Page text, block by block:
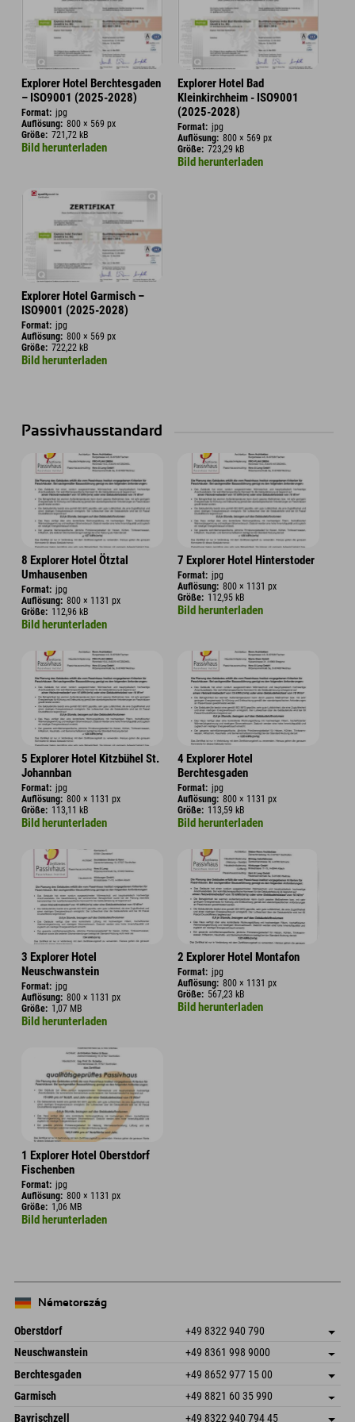
Explorer Hotel Berchtesgaden
– ISO9001 (2025-2028)
Format: jpg
Auflösung: 800 × 569 px
Größe: 721,72 kB
Bild herunterladen
Explorer Hotel Bad
Kleinkirchheim - ISO9001
(2025-2028)
Format: jpg
Auflösung: 800 × 569 px
Größe: 723,29 kB
Bild herunterladen
Explorer Hotel Garmisch –
ISO9001 (2025-2028)
Format: jpg
Auflösung: 800 × 569 px
Größe: 722,22 kB
Bild herunterladen
Passivhausstandard
8 Explorer Hotel Ötztal
Umhausenben
Format: jpg
Auflösung: 800 × 1131 px
Größe: 112,96 kB
Bild herunterladen
7 Explorer Hotel Hinterstoder
Format: jpg
Auflösung: 800 × 1131 px
Größe: 112,95 kB
Bild herunterladen
5 Explorer Hotel Kitzbühel St.
Johannban
Format: jpg
Auflösung: 800 × 1131 px
Größe: 113,11 kB
Bild herunterladen
4 Explorer Hotel
Berchtesgaden
Format: jpg
Auflösung: 800 × 1131 px
Größe: 113,59 kB
Bild herunterladen
3 Explorer Hotel
Neuschwanstein
Format: jpg
Auflösung: 800 × 1131 px
Größe: 1,07 MB
Bild herunterladen
2 Explorer Hotel Montafon
Format: jpg
Auflösung: 800 × 1131 px
Größe: 567,23 kB
Bild herunterladen
1 Explorer Hotel Oberstdorf
Fischenben
Format: jpg
Auflösung: 800 × 1131 px
Größe: 1,06 MB
Bild herunterladen
Németország
Oberstdorf +49 8322 940 790
An der Breitach 3
Németország
Cím mentése
Könyv
Neuschwanstein +49 8361 998 9000
An der Riese 45
87484 Nesselwang im Allgäu
Németország
Cím mentése
Érkezési információk
Könyv
Berchtesgaden +49 8652 977 15 00
Hofreitstr. 7
Németország
Cím mentése
Könyv
Garmisch +49 8821 60 35 990
Frickenstraße 22
Cím mentése
Bayrischzell +49 8322 940 794 45